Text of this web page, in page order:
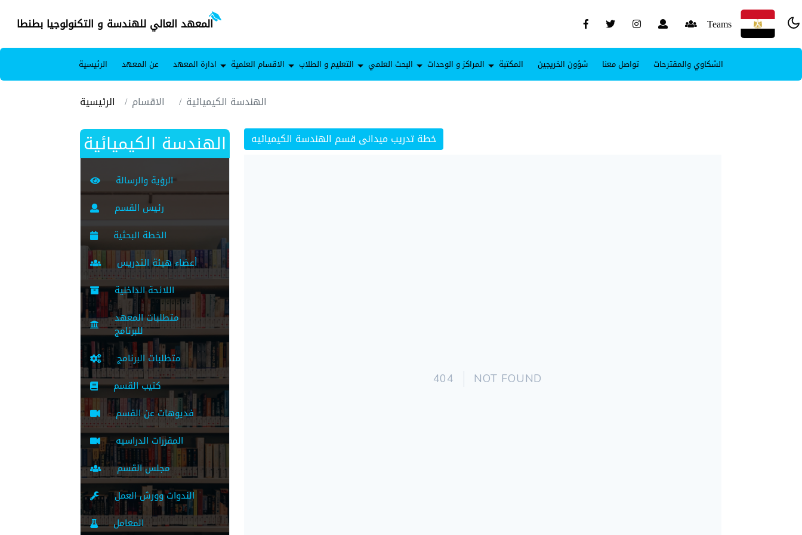
المعهد العالي للهندسة و التكنولوجيا بطنطا Teams
الرئيسية عن المعهد ادارة المعهد الاقسام العلمية التعليم و الطلاب البحث العلمي المراكز و الوحدات المكتبة شؤون الخريجين تواصل معنا الشكاوي والمقترحات
الرئيسية الاقسام الهندسة الكيميائية
الهندسة الكيميائية
الرؤية والرسالة
رئيس القسم
الخطة البحثية
أعضاء هيئة التدريس
اللائحة الداخلية
متطلبات المعهد
للبرنامج
متطلبات البرنامج
كتيب القسم
فديوهات عن القسم
المقررات الدراسيه
مجلس القسم
الندوات وورش العمل
المعامل
خطة تدريب ميدانى قسم الهندسة الكيميائيه